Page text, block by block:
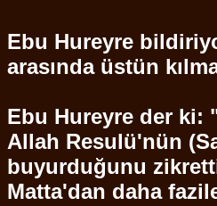
Ebu Hureyre
arasında üstün
Ebu Hureyre der ki:
Allah Resulü'nün (
buyurduğunu
Matta'dan daha